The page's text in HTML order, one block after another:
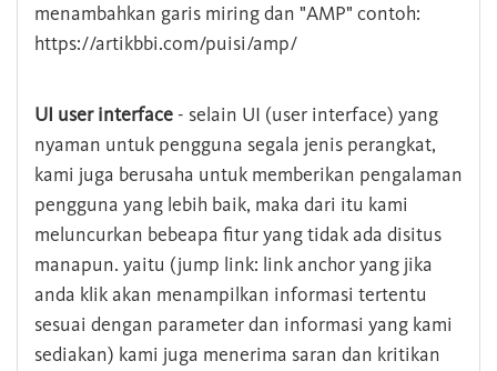
menambahkan garis miring dan "AMP" contoh:
https://artikbbi.com/puisi/amp/
UI user interface - selain UI (user interface) yang
nyaman untuk pengguna segala jenis perangkat,
kami juga berusaha untuk memberikan pengalaman
pengguna yang lebih baik, maka dari itu kami
meluncurkan bebeapa fitur yang tidak ada disitus
manapun. yaitu (jump link: link anchor yang jika
anda klik akan menampilkan informasi tertentu
sesuai dengan parameter dan informasi yang kami
sediakan) kami juga menerima saran dan kritikan